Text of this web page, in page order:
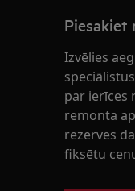
Piesakiet
Izvēlies
par ierīces
remonta
rezerves
fiksētu